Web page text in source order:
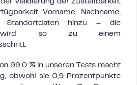
Validierung der Zustellbarkeit
Vorname, Nachname,
Standortdaten hinzu – die
wird so zu einem
99,0 % in unseren Tests macht
obwohl sie 0,9 Prozentpunkte